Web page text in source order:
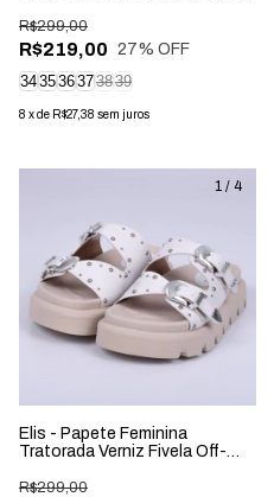
R$219,00
R$299,00
27% OFF
343536373839
8 xde R$27,38 sem juros
1 / 4
Elis - Papete Feminina
Tratorada Verniz Fivela Off-
R$299,00